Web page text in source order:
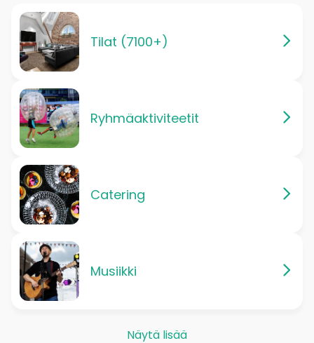
Tilat (7100+)
Ryhmäaktiviteetit
Catering
Musiikki
Näytä lisää